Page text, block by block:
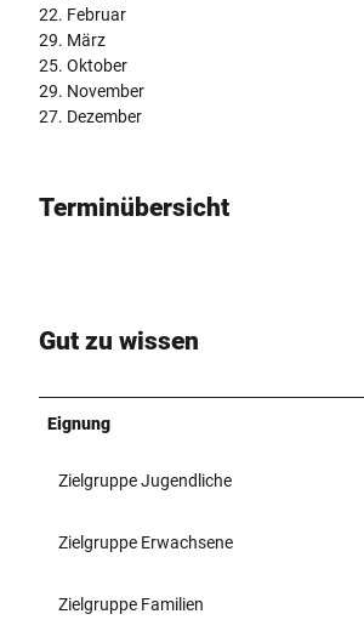
22. Februar
29. März
25. Oktober
29. November
27. Dezember
Terminübersicht
Gut zu wissen
Eignung
Zielgruppe Jugendliche
Zielgruppe Erwachsene
Zielgruppe Familien